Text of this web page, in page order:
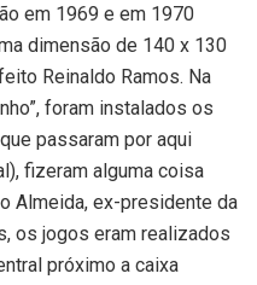
em 1969 e em 1970
dimensão de 140 x 130
Reinaldo Ramos. Na
foram instalados os
passaram por aqui
fizeram alguma coisa
Almeida, ex-presidente da
os jogos eram realizados
próximo a caixa